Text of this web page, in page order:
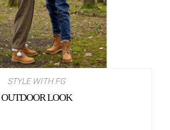
STYLE WITH FG
OUTDOOR LOOK